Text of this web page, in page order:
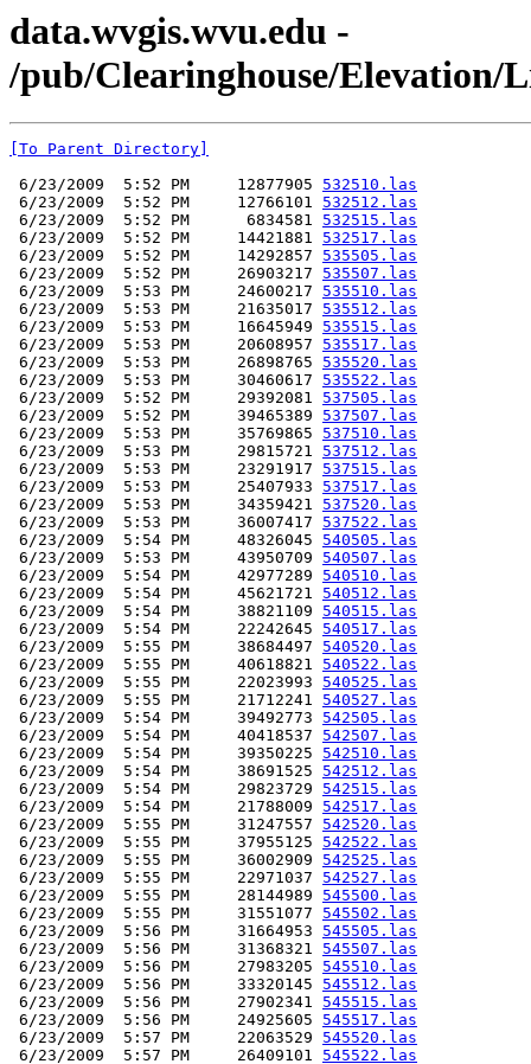
data.wvgis.wvu.edu -
/pub/Clearinghouse/Elevation/
[To Parent Directory]
6/23/2009  5:52 PM     12877905 532510.las
6/23/2009  5:52 PM     12766101 532512.las
6/23/2009  5:52 PM      6834581 532515.las
6/23/2009  5:52 PM     14421881 532517.las
6/23/2009  5:52 PM     14292857 535505.las
6/23/2009  5:52 PM     26903217 535507.las
6/23/2009  5:53 PM     24600217 535510.las
6/23/2009  5:53 PM     21635017 535512.las
6/23/2009  5:53 PM     16645949 535515.las
6/23/2009  5:53 PM     20608957 535517.las
6/23/2009  5:53 PM     26898765 535520.las
6/23/2009  5:53 PM     30460617 535522.las
6/23/2009  5:52 PM     29392081 537505.las
6/23/2009  5:52 PM     39465389 537507.las
6/23/2009  5:53 PM     35769865 537510.las
6/23/2009  5:53 PM     29815721 537512.las
6/23/2009  5:53 PM     23291917 537515.las
6/23/2009  5:53 PM     25407933 537517.las
6/23/2009  5:53 PM     34359421 537520.las
6/23/2009  5:53 PM     36007417 537522.las
6/23/2009  5:54 PM     48326045 540505.las
6/23/2009  5:53 PM     43950709 540507.las
6/23/2009  5:54 PM     42977289 540510.las
6/23/2009  5:54 PM     45621721 540512.las
6/23/2009  5:54 PM     38821109 540515.las
6/23/2009  5:54 PM     22242645 540517.las
6/23/2009  5:55 PM     38684497 540520.las
6/23/2009  5:55 PM     40618821 540522.las
6/23/2009  5:55 PM     22023993 540525.las
6/23/2009  5:55 PM     21712241 540527.las
6/23/2009  5:54 PM     39492773 542505.las
6/23/2009  5:54 PM     40418537 542507.las
6/23/2009  5:54 PM     39350225 542510.las
6/23/2009  5:54 PM     38691525 542512.las
6/23/2009  5:54 PM     29823729 542515.las
6/23/2009  5:54 PM     21788009 542517.las
6/23/2009  5:55 PM     31247557 542520.las
6/23/2009  5:55 PM     37955125 542522.las
6/23/2009  5:55 PM     36002909 542525.las
6/23/2009  5:55 PM     22971037 542527.las
6/23/2009  5:55 PM     28144989 545500.las
6/23/2009  5:55 PM     31551077 545502.las
6/23/2009  5:56 PM     31664953 545505.las
6/23/2009  5:56 PM     31368321 545507.las
6/23/2009  5:56 PM     27983205 545510.las
6/23/2009  5:56 PM     33320145 545512.las
6/23/2009  5:56 PM     27902341 545515.las
6/23/2009  5:56 PM     24925605 545517.las
6/23/2009  5:57 PM     22063529 545520.las
6/23/2009  5:57 PM     26409101 545522.las